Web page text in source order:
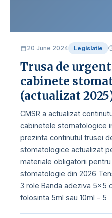
20 June 2024 Legislatie
Trusa de
cabinete
(actualizat
CMSR a actualizat
cabinetele stomatologice
prezinta continutul trusei
stomatologice actualizat
materiale obligatorii
stomatologie din 2026
3 role Banda adeziva 5x5
folosinta 5ml sau 10ml - 5